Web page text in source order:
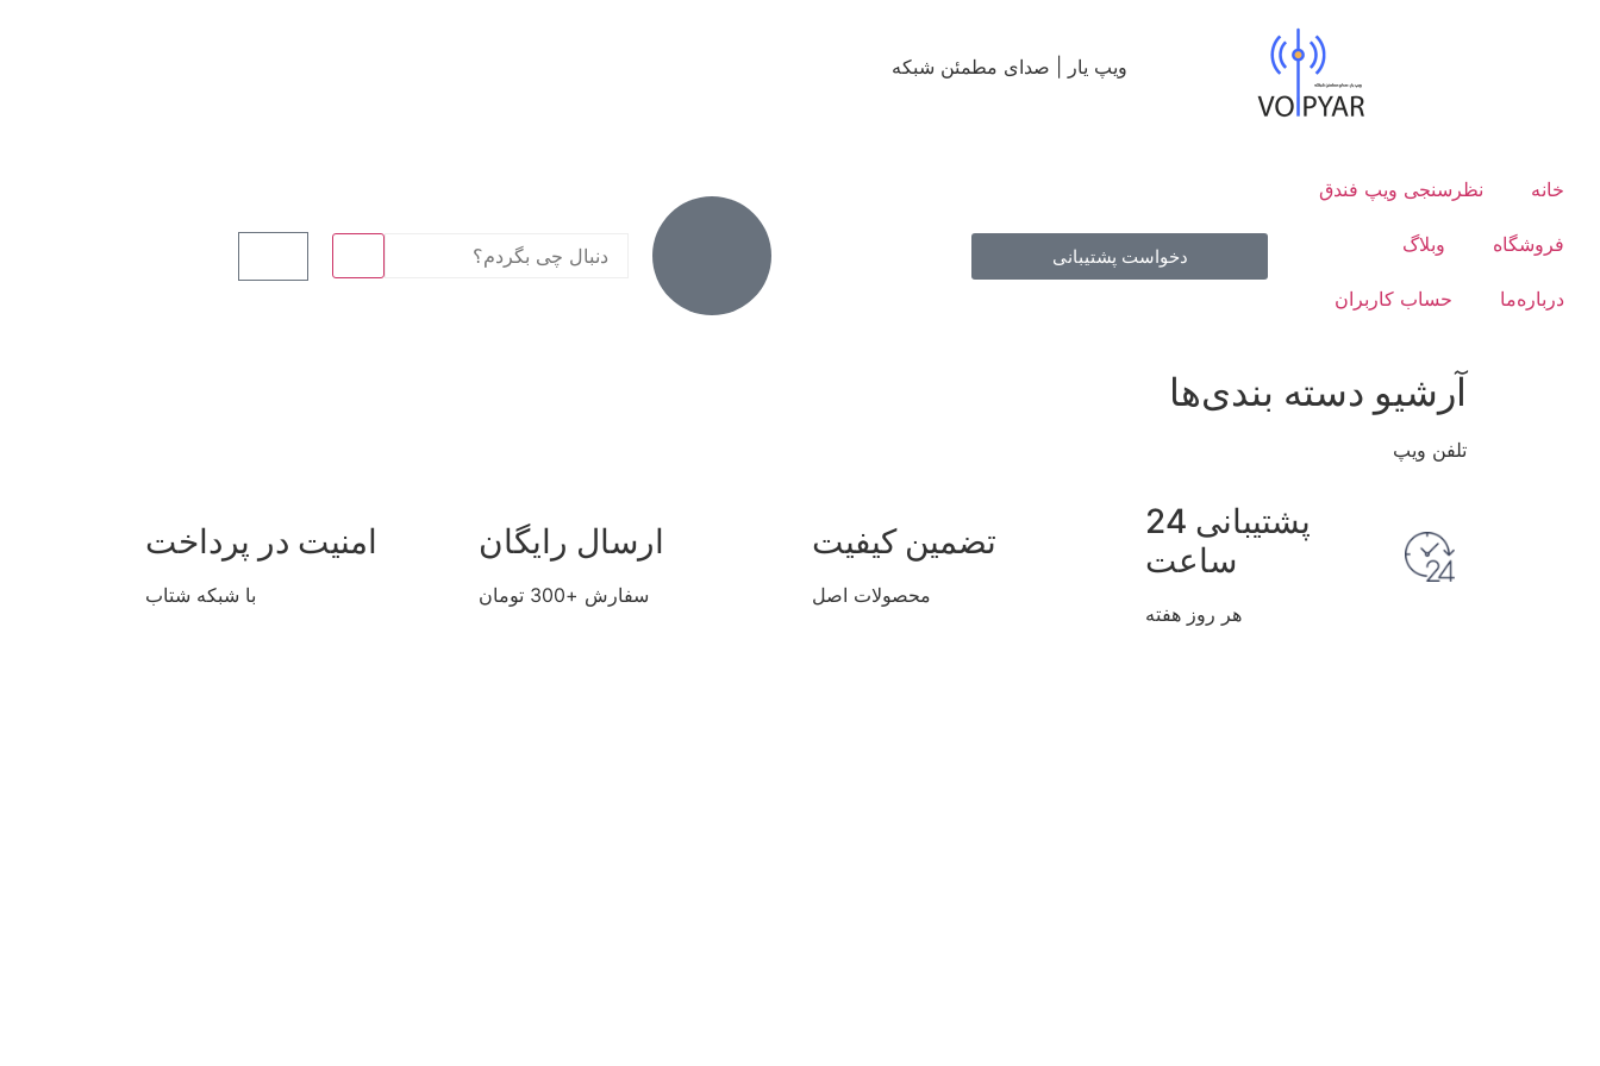
ویپ یار | صدای مطمئن شبکه
خانه نظرسنجی ویپ فندق
فروشگاه وبلاگ
درباره‌ما حساب کاربران
دخواست پشتیبانی
آرشیو دسته بندی‌ها
تلفن ویپ
پشتیبانی 24
ساعت
هر روز هفته
تضمین کیفیت
محصولات اصل
ارسال رایگان
سفارش +300 تومان
امنیت در پرداخت
با شبکه شتاب